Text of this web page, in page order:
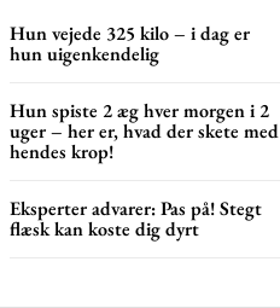
Hun vejede 325 kilo – i dag er
hun uigenkendelig
Hun spiste 2 æg hver morgen i 2
uger – her er, hvad der skete med
hendes krop!
Eksperter advarer: Pas på! Stegt
flæsk kan koste dig dyrt